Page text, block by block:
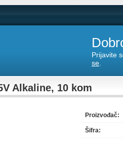
Prijavite
se
Alkaline, 10 kom
Proizvođač:
Šifra: